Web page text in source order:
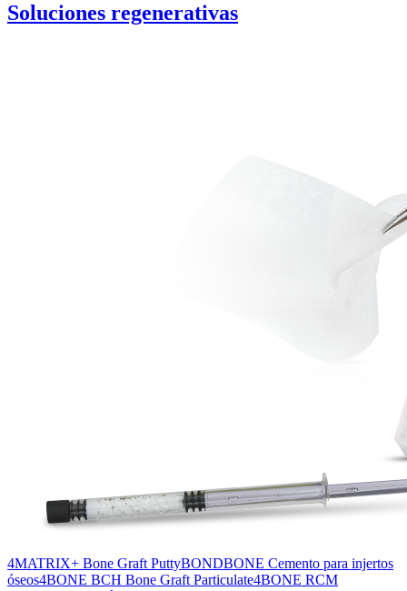
Soluciones regenerativas
4MATRIX+ Bone Graft PuttyBONDBONE Cemento para injertos
óseos4BONE BCH Bone Graft Particulate4BONE RCM